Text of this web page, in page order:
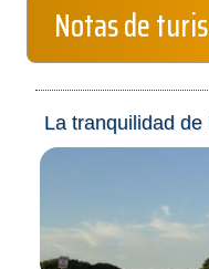
Notas de
La tranquilidad